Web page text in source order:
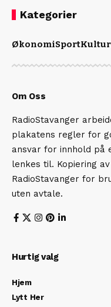
Kategorier
ØkonomiSportKultur
Om Oss
RadioStavanger
plakatens regler for
ansvar for innhold på
lenkes til. Kopiering
RadioStavanger for
uten avtale.
Hurtig valg
Hjem
Lytt Her